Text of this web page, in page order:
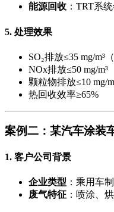
能源回收 ：TRT系
5. 处理效果
SO₂排放≤35 mg/m³
NOx排放≤50 mg/m³
颗粒物排放≤10 mg/
热回收效率≥65%
案例二：某汽车涂装
1. 客户公司背景
企业类型 ：乘用车
废气特征 ：喷涂、